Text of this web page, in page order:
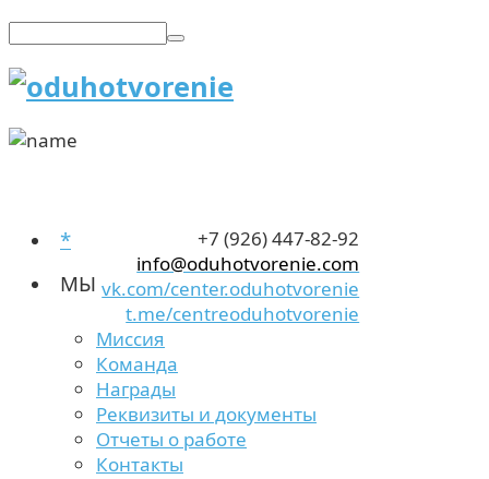
+7 (926) 447-82-92
info@oduhotvorenie.com
vk.com/center.oduhotvorenie
t.me/centreoduhotvorenie
*
МЫ
Миссия
Команда
Награды
Реквизиты и документы
Отчеты о работе
Контакты